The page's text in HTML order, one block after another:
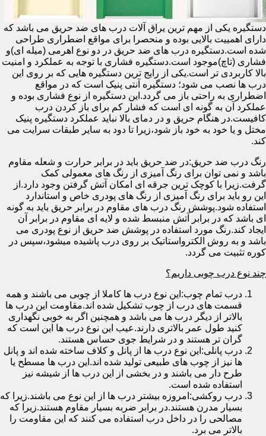
دستگیره یکی از مهم ترین یراق آلات درب های ضد حریق می باشد که
دارای اهمییت بالایی بوده و منحصرا برای مواقع اضطراری طراحی
شده است.دستگیره درب های ضد حریق در دو نوع اهرمی (میله ای)و
فشاری (تاچ)موجود است.دستگیره فشاری با توجه به عملکرد و امنیت
بالا کاربردی تر است.یکی از رایج ترین دستگیره هایی که بر روی این
درب ها نصب می شود؛ دستگیره آنتی پنیک است که در مواقع
اضطراری به راحتی باز می گردد.این دستگیره از نوع فشاری بوده و
عملکرد آن به گونه ای است که فشار کم برای باز کردن درب
کافیست.در هنگام حریق و در دمای بالا نباید عملکرد دستگیره پنیک
مختل و یا خود به خود باز شود،زیرا تا دود به سایر طبقات سرایت می
کند.
رنگ درب ضد حریق:در ضد حریق باید در برابر حرارت و شعله مقاوم
باشد و نمی توان برای رنگ آمیزی از رنگ های معمولی کمک
گرفت.زیرا با کوچک ترین جرقه ای امکان آتش گرفتن وجود دارد.از
این رو باید برای رنگ آمیزی از رنگ های پودری خاص و استاندارد
استفاده شود.پوشش رنگ درب های مقاوم در برابر حریق باید به گونه
ای باشد که در برابر آتش منبسط شده و لایه ای مقاوم در برابر آن
ایجاد کند.رنگ مورد استفاده در پوشش ضد حریق از نوع پودری می
باشد و به روش الکترواستاتیک بر روی درب پاشیده میشود،سپس در
کوره تثبیت می گردد.
چند نوع درب چوبی داریم؟
درب تمام چوب:این نوع درب ها کاملا از چوبی می باشند و همه
قسمت های درب از چوب تشکیل شده اند.مقاومت این درب ها
بالاتر از دیگر درب ها می باشد و همچنین اگر به خوبی نگهداری
کنید طول عمر بالاتری دارند.عیب این نوع درب ها این است که
گران تر هستند و در شرایط جوی حساس هستند.
درب پانلی:این نوع درب ها از پانل و کلاف ساخته شده اند و پانل
ها نیز از چوب های طبیعی تولید شده اند.این درب ها مسطح یا
طرح دار می باشند و در بخشی از این درب ها از شیشه نیز
استفاده شده است.
درب روکشی:امروزه بیشتر درب ها از این نوع می باشند.زیرا که
بسیار مدرن هستند.در برابر ضربه بسیار مقاوم هستند.زیرا که
مصالحی را در داخل درب استفاده می کنند که این مقاومت را
بالاتر می برد.